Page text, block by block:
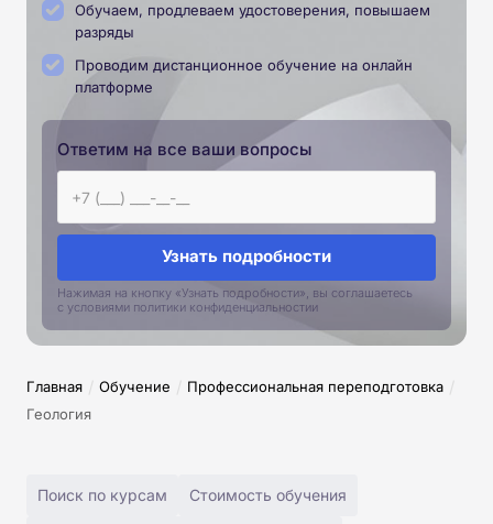
Обучаем, продлеваем удостоверения, повышаем
разряды
Проводим дистанционное обучение на онлайн
платформе
Ответим на все ваши вопросы
Узнать подробности
Нажимая на кнопку «Узнать подробности», вы соглашаетесь
с условиями политики конфиденциальностии
Главная / Обучение / Профессиональная переподготовка /
Геология
Поиск по курсам Стоимость обучения